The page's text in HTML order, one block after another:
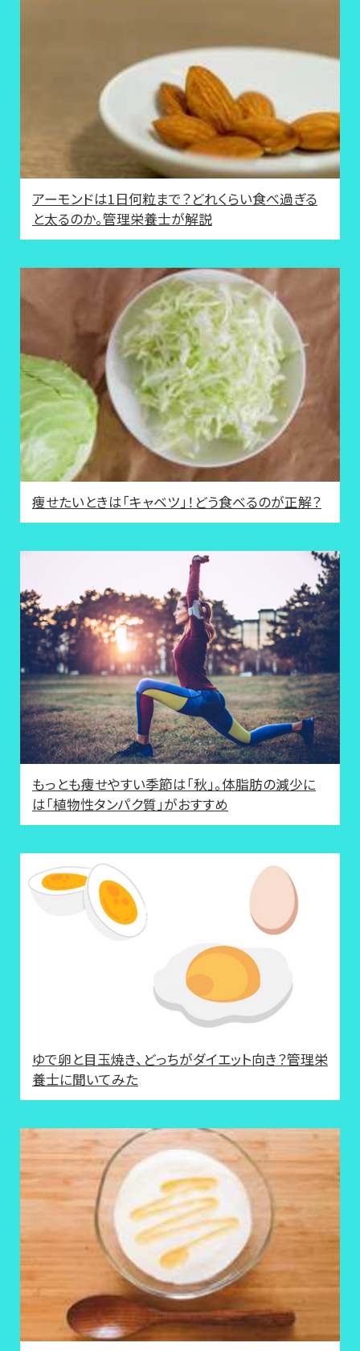
アーモンドは1日何粒まで？どれくらい食べ過ぎる
と太るのか。管理栄養士が解説
痩せたいときは「キャベツ」！どう食べるのが正解？
もっとも痩せやすい季節は「秋」。体脂肪の減少に
は「植物性タンパク質」がおすすめ
ゆで卵と目玉焼き、どっちがダイエット向き？管理栄
養士に聞いてみた